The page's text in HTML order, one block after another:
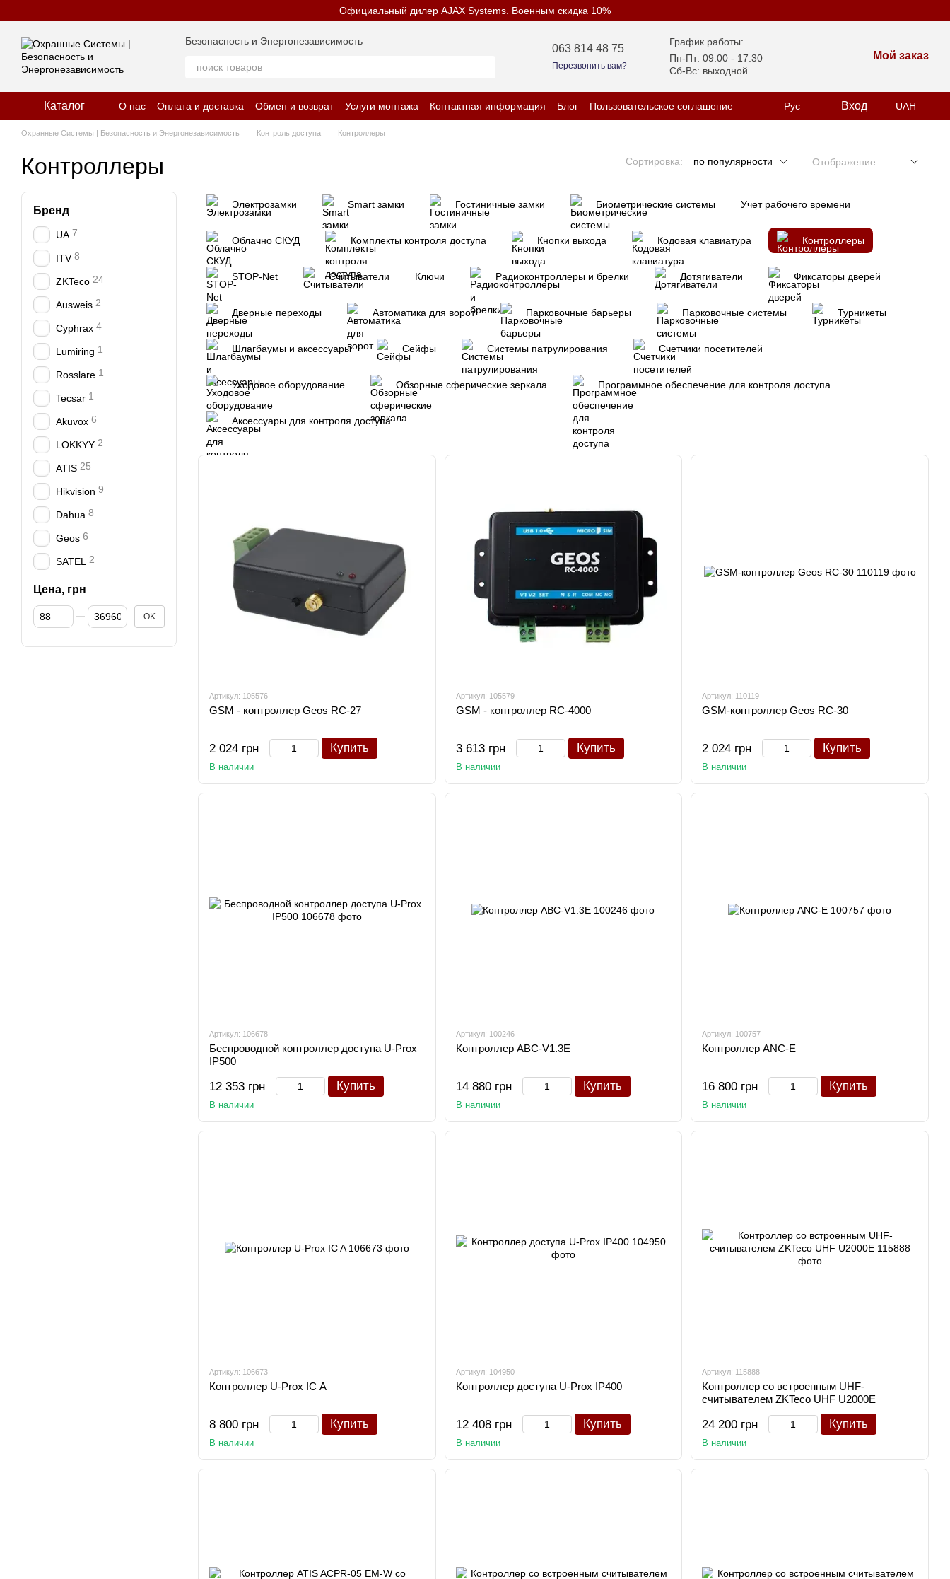
Официальный дилер AJAX Systems. Военным скидка 10%
Безопасность и Энергонезависимость
063 814 48 75
Перезвонить вам?
График работы:
Пн-Пт: 09:00 - 17:30
Сб-Вс: выходной
Мой заказ
Каталог О нас Оплата и доставка Обмен и возврат Услуги монтажа Контактная информация Блог
Пользовательское соглашение
Отзывы о магазине
Политика конфиденциальности
Рус Вход UAH
Охранные Системы | Безопасность и Энергонезависимость Контроль доступа Контроллеры
Контроллеры Сортировка: по популярности Отображение:
Электрозамки Smart замки Гостиничные замки Биометрические системы Учет рабочего времени
Облачно СКУД Комплекты контроля доступа Кнопки выхода Кодовая клавиатура Контроллеры
STOP-Net Считыватели Ключи Радиоконтроллеры и брелки Дотягиватели Фиксаторы дверей
Дверные переходы Автоматика для ворот Парковочные барьеры Парковочные системы Турникеты
Шлагбаумы и аксессуары Сейфы Системы патрулирования Счетчики посетителей
Уходовое оборудование Обзорные сферические зеркала Программное обеспечение для контроля доступа
Аксессуары для контроля доступа
Артикул: 105576
GSM - контроллер Geos RC-27
2 024 грн Купить
В наличии
Артикул: 105579
GSM - контроллер RC-4000
3 613 грн Купить
В наличии
Артикул: 110119
GSM-контроллер Geos RC-30
2 024 грн Купить
В наличии
Артикул: 106678
Беспроводной контроллер доступа U-Prox
IP500
12 353 грн Купить
В наличии
Артикул: 100246
Контроллер ABC-V1.3E
14 880 грн Купить
В наличии
Артикул: 100757
Контроллер ANC-E
16 800 грн Купить
В наличии
Артикул: 106673
Контроллер U-Prox IC A
8 800 грн Купить
В наличии
Артикул: 104950
Контроллер доступа U-Prox IP400
12 408 грн Купить
В наличии
Артикул: 115888
Контроллер со встроенным UHF-
считывателем ZKTeco UHF U2000E
24 200 грн Купить
В наличии
Бренд
UA 7
ITV 8
ZKTeco 24
Ausweis 2
Cyphrax 4
Lumiring 1
Rosslare 1
Tecsar 1
Akuvox 6
LOKKYY 2
ATIS 25
Hikvision 9
Dahua 8
Geos 6
SATEL 2
Цена, грн
От Цена, грн
До Цена, грн OK